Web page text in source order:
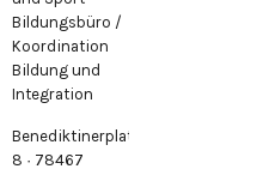
Bildungsbüro /
Koordination
Bildung und
Integration
Benediktinerplatz
8 · 78467